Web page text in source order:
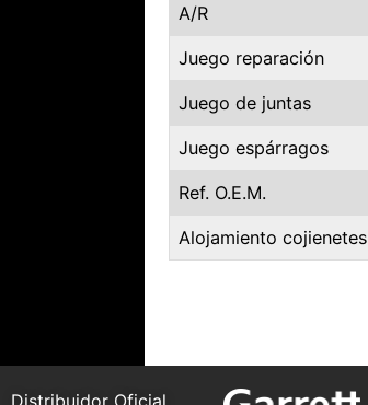
A/R
Juego reparación
Juego de juntas
Juego espárragos
Ref. O.E.M.
Alojamiento cojienetes